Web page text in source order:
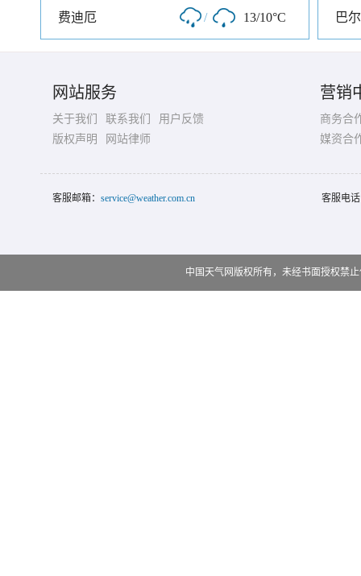
费迪厄 / 13/10°C 巴
网站服务
关于我们 联系我们
用户反馈
版权声明
网站律师
营销
商务合
媒资合
客服邮箱： service@weather.com.cn 客服电
中国天气网版权所有，未经书面授权